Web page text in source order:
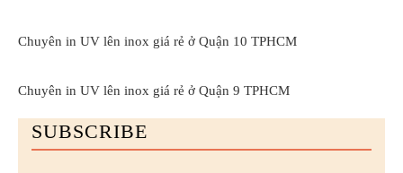
Chuyên in UV lên inox giá rẻ ở Quận 10 TPHCM
Chuyên in UV lên inox giá rẻ ở Quận 9 TPHCM
SUBSCRIBE